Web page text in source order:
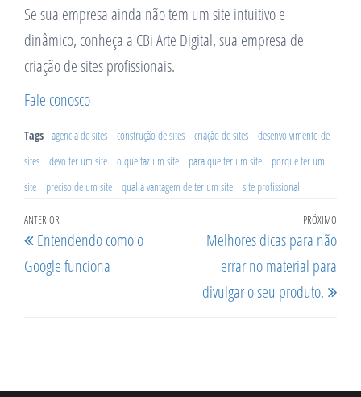
Se sua empresa ainda não tem um site intuitivo e
dinâmico, conheça a CBi Arte Digital, sua empresa de
criação de sites profissionais.
Fale conosco
Tags agencia de sites construção de sites criação de sites
desenvolvimento de
sites
devo ter um site o que faz um site para que ter um site
porque ter um
site
preciso de um site qual a vantagem de ter um site site profissional
Navegação
de
Post
Post
anterior
ANTERIOR
Entendendo como o
Google funciona
post
PRÓXIMO
Melhores dicas para não
errar no material para
divulgar o seu produto.